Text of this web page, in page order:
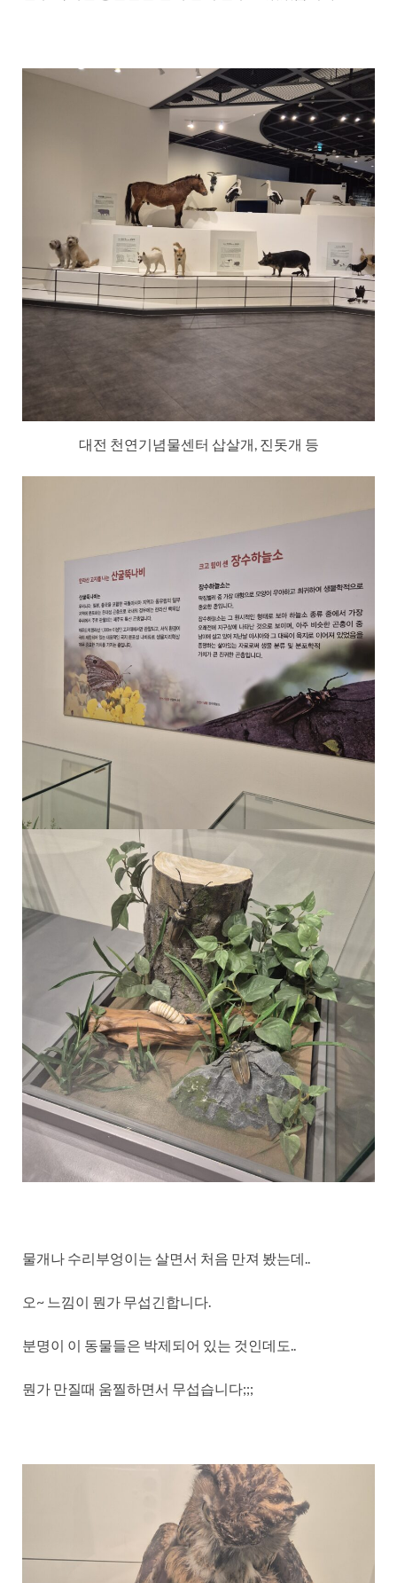
대전 천연기념물센터 삽살개, 진돗개 등
물개나 수리부엉이는 살면서 처음 만져 봤는데..
오~ 느낌이 뭔가 무섭긴합니다.
분명이 이 동물들은 박제되어 있는 것인데도..
뭔가 만질때 움찔하면서 무섭습니다;;;